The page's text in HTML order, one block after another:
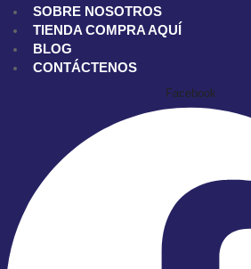
SOBRE NOSOTROS
TIENDA COMPRA AQUÍ
BLOG
CONTÁCTENOS
Facebook